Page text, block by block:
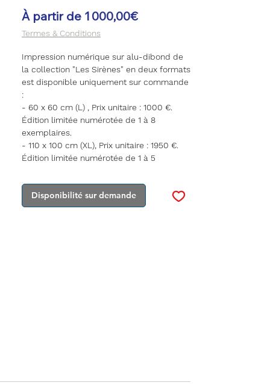
À partir de 1 000,00€Prix
Termes & Conditions
Impression numérique sur alu-dibond de
la collection "Les Sirènes" en deux formats
est disponible uniquement sur commande
:
- 60 x 60 cm (L) , Prix unitaire : 1000 €.
Édition limitée numérotée de 1 à 8
exemplaires.
- 110 x 100 cm (XL), Prix unitaire : 1950 €.
Édition limitée numérotée de 1 à 5
La réalisation sur commande débute dès
la réception de votre règlement, et la
Disponibilité sur demande